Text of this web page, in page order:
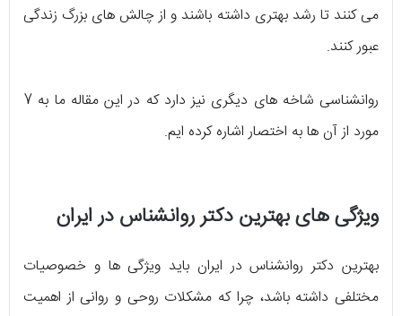
می کنند تا رشد بهتری داشته باشند و از چالش های بزرگ زندگی
عبور کنند.
روانشناسی شاخه های دیگری نیز دارد که در این مقاله ما به 7
مورد از آن ها به اختصار اشاره کرده ایم.
ویژگی های بهترین دکتر روانشناس در ایران
بهترین دکتر روانشناس در ایران باید ویژگی ها و خصوصیات
مختلفی داشته باشد، چرا که مشکلات روحی و روانی از اهمیت